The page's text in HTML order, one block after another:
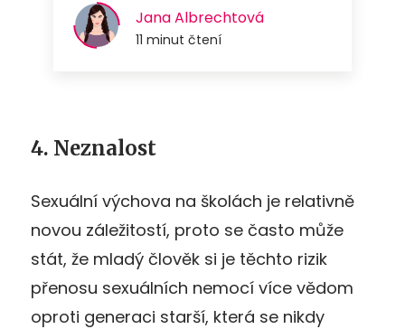
4. Neznalost
Sexuální výchova na školách je relativně
novou záležitostí, proto se často může
stát, že mladý člověk si je těchto rizik
přenosu sexuálních nemocí více vědom
oproti generaci starší, která se nikdy